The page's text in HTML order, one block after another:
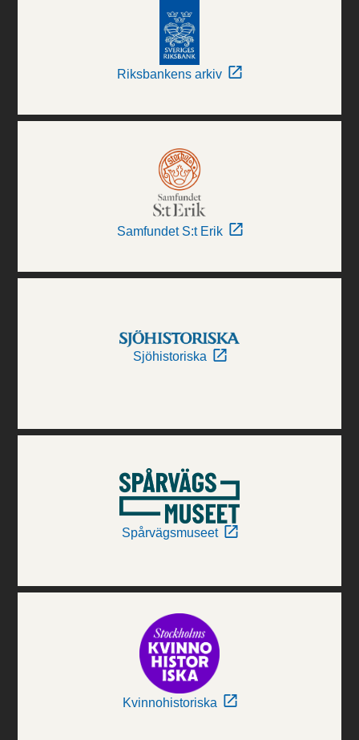
Riksbankens arkiv
Samfundet S:t Erik
Sjöhistoriska
Spårvägsmuseet
Kvinnohistoriska